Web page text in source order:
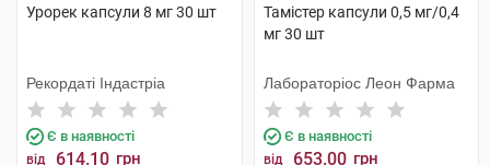
Урорек капсули 8 мг 30 шт
Рекордаті Індастріа
Є в наявності
від 614.10 грн
Тамістер капсули 0,5 мг/0,4
мг 30 шт
Лабораторіос Леон Фарма
Є в наявності
від 653.00 грн